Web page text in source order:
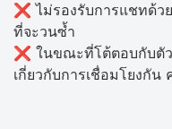
❌ ไม่รองรับการแชทด้ว
ที่จะวนซ้ำ
❌ ในขณะที่โต้ตอบกับตั
เกี่ยวกับการเชื่อมโยงกัน